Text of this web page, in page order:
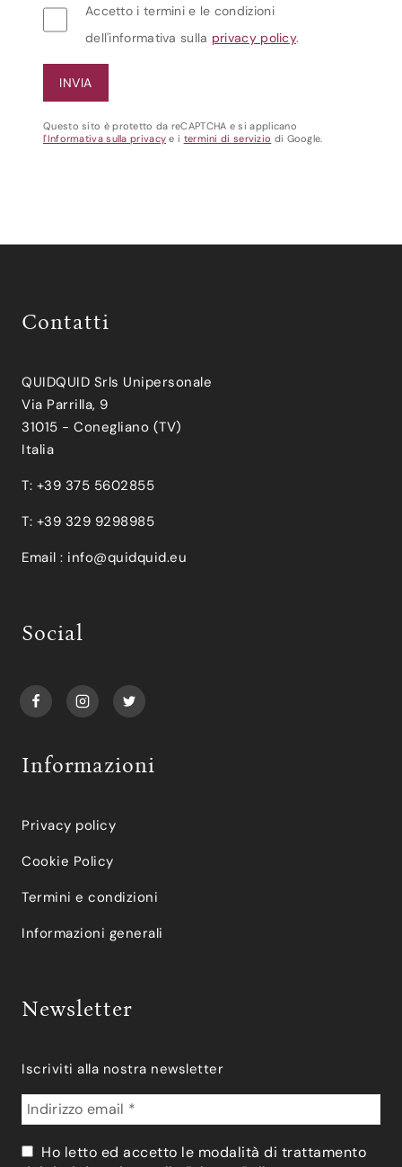
Accetto i termini e le condizioni
dell'informativa sulla privacy policy.
Questo sito è protetto da reCAPTCHA e si applicano
l'Informativa sulla privacy e i termini di servizio di Google.
Contatti
QUIDQUID Srls Unipersonale
Via Parrilla, 9
31015 - Conegliano (TV)
Italia
T: +39 375 5602855
T: +39 329 9298985
Email : info@quidquid.eu
Social
Informazioni
Privacy policy
Cookie Policy
Termini e condizioni
Informazioni generali
Newsletter
Iscriviti alla nostra newsletter
Ho letto ed accetto le modalità di trattamento